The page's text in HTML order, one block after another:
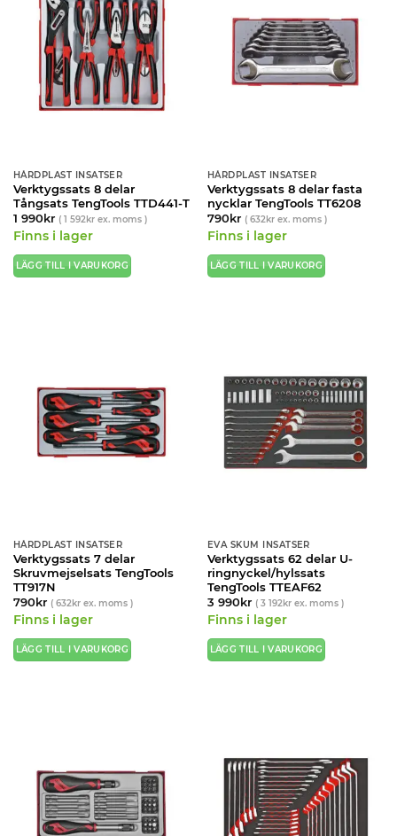
HÅRDPLAST INSATSER
Verktygssats 8 delar
Tångsats TengTools TTD441-T
1 990kr ( 1 592krex. moms )
Finns i lager
LÄGG TILL I VARUKORG
HÅRDPLAST INSATSER
Verktygssats 8 delar fasta
nycklar TengTools TT6208
790kr ( 632krex. moms )
Finns i lager
LÄGG TILL I VARUKORG
HÅRDPLAST INSATSER
Verktygssats 7 delar
Skruvmejselsats TengTools
TT917N
790kr ( 632krex. moms )
Finns i lager
LÄGG TILL I VARUKORG
EVA SKUM INSATSER
Verktygssats 62 delar U-
ringnyckel/hylssats
TengTools TTEAF62
3 990kr ( 3 192krex. moms )
Finns i lager
LÄGG TILL I VARUKORG